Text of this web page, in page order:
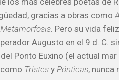
los más célebres poetas de
gracias a obras como
Metamorfosis. Pero su vida
Augusto en el 9 d. C.
Ponto Euxino (el actual
Tristes y Pónticas, nunca